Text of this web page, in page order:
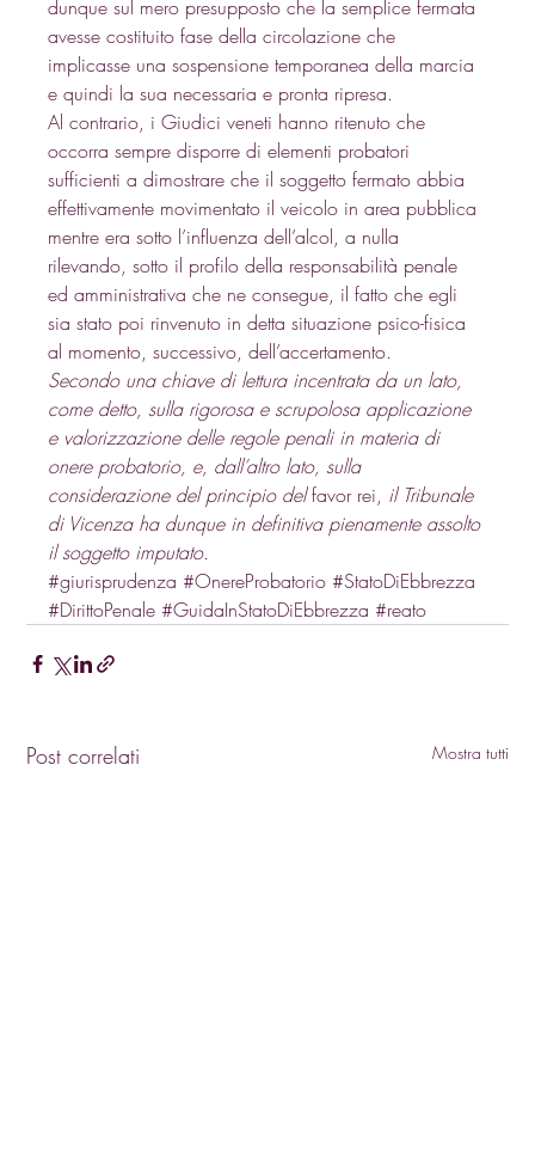
dunque sul mero presupposto che la semplice fermata
avesse costituito fase della circolazione che
implicasse una sospensione temporanea della marcia
e quindi la sua necessaria e pronta ripresa.
Al contrario, i Giudici veneti hanno ritenuto che
occorra sempre disporre di elementi probatori
sufficienti a dimostrare che il soggetto fermato abbia
effettivamente movimentato il veicolo in area pubblica
mentre era sotto l’influenza dell’alcol, a nulla
rilevando, sotto il profilo della responsabilità penale
ed amministrativa che ne consegue, il fatto che egli
sia stato poi rinvenuto in detta situazione psico-fisica
al momento, successivo, dell’accertamento.
Secondo una chiave di lettura incentrata da un lato,
come detto, sulla rigorosa e scrupolosa applicazione
e valorizzazione delle regole penali in materia di
onere probatorio, e, dall’altro lato, sulla
considerazione del principio del favor rei, il Tribunale
di Vicenza ha dunque in definitiva pienamente assolto
il soggetto imputato.
#giurisprudenza #OnereProbatorio #StatoDiEbbrezza
#DirittoPenale #GuidaInStatoDiEbbrezza #reato
Post correlati Mostra tutti